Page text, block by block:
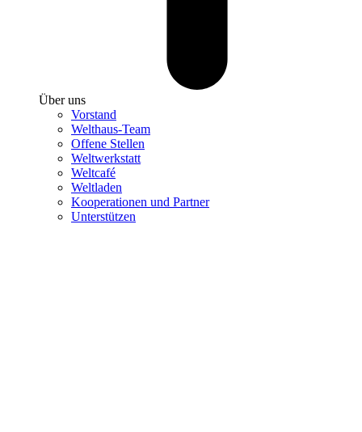
Über uns
Vorstand
Welthaus-Team
Offene Stellen
Weltwerkstatt
Weltcafé
Weltladen
Kooperationen und Partner
Unterstützen